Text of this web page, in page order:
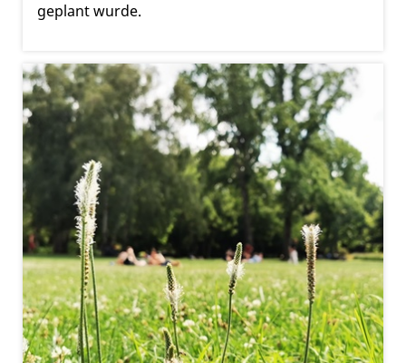
geplant wurde.